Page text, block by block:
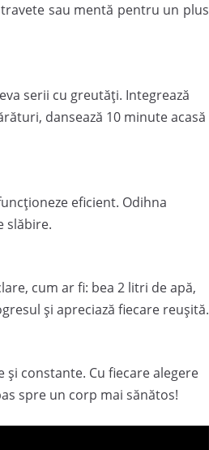
sau mentă pentru un plus
serii cu greutăți. Integrează
dansează 10 minute acasă
eficient. Odihna
slăbire.
cum ar fi: bea 2 litri de apă,
și apreciază fiecare reușită.
constante. Cu fiecare alegere
spre un corp mai sănătos!